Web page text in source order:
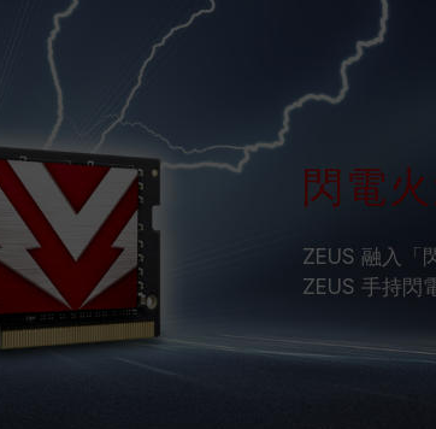
閃電
ZEUS 融入「
ZEUS 手持閃